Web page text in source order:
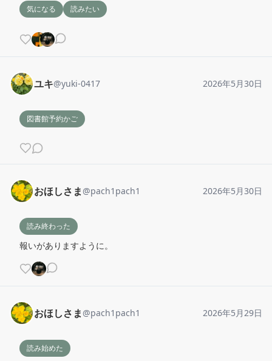
気になる 読みたい
ユキ@yuki-0417 2026年5月30日
図書館予約かご
おほしさま@pach1pach1 2026年5月30日
読み終わった
報いがありますように。
おほしさま@pach1pach1 2026年5月29日
読み始めた